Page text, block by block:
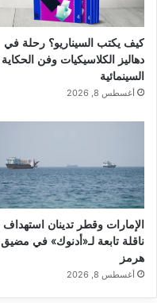
كيف يكتب السيناريو؟ رحلة في
دهاليز الكلاسيكيات وفن الحكاية
السينمائية
أغسطس 8, 2026
الإمارات وقطر تدينان استهداف
ناقلة تابعة لـ«أدنوك» في مضيق
هرمز
أغسطس 8, 2026